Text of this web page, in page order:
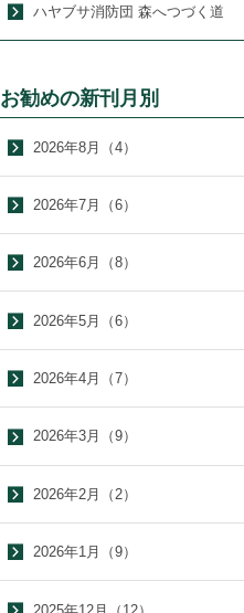
ハヤブサ消防団 森へつづく道
お勧めの新刊月別
2026年8月（4）
2026年7月（6）
2026年6月（8）
2026年5月（6）
2026年4月（7）
2026年3月（9）
2026年2月（2）
2026年1月（9）